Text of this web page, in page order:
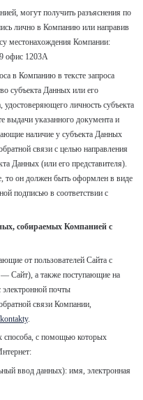
могут получить разъяснения по
лично в Компанию или направив
местонахождения Компании:
офис 1203А
в Компанию в тексте запроса
субъекта Данных или его
личность субъекта
выдачи указанного документа и
наличие у субъекта Данных
связи с целью направления
Данных (или его представителя).
то он должен быть оформлен в виде
подписью в соответствии с
собираемых Компанией с
от пользователей Cайта с
— Cайт), а также поступающие на
почты
связи Компании,
.
с помощью которых
ввод данных): имя, электронная